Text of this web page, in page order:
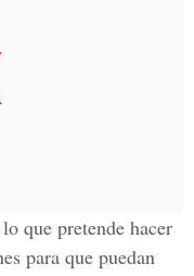
que pretende hacer
para que puedan